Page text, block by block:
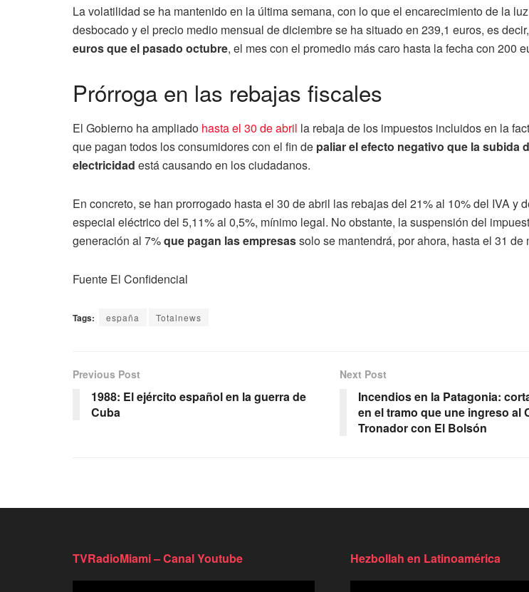
La volatilidad se ha mantenido en la última semana, con lo que el encarecimiento de la
desbocado y el precio medio mensual de diciembre se ha situado en 239,1 euros, es decir,
euros que el pasado octubre, el mes con el promedio más caro hasta la fecha con 200
Prórroga en las rebajas fiscales
El Gobierno ha ampliado hasta el 30 de abril la rebaja de los impuestos incluidos en la
que pagan todos los consumidores con el fin de paliar el efecto negativo que la subida
electricidad está causando en los ciudadanos.
En concreto, se han prorrogado hasta el 30 de abril las rebajas del 21% al 10% del IVA y
especial eléctrico del 5,11% al 0,5%, mínimo legal. No obstante, la suspensión del
generación al 7%que pagan las empresassolo se mantendrá, por ahora, hasta el 31 de
Fuente El Confidencial
Tags: españa Totalnews
Previous Post
1988: El ejército español en la guerra de
Cuba
Next Post
Incendios en la Patagonia:
en el tramo que une ingreso al
Tronador con El Bolsón
TVRadioMiami – Canal Youtube Hezbollah en Latinoamérica